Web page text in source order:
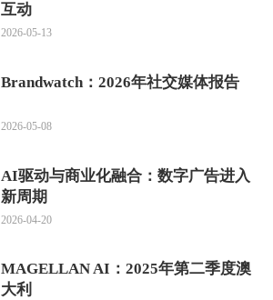
互动
2026-05-13
Brandwatch：2026年社交媒体报告
2026-05-08
AI驱动与商业化融合：数字广告进入
新周期
2026-04-20
MAGELLAN AI：2025年第二季度澳
大利